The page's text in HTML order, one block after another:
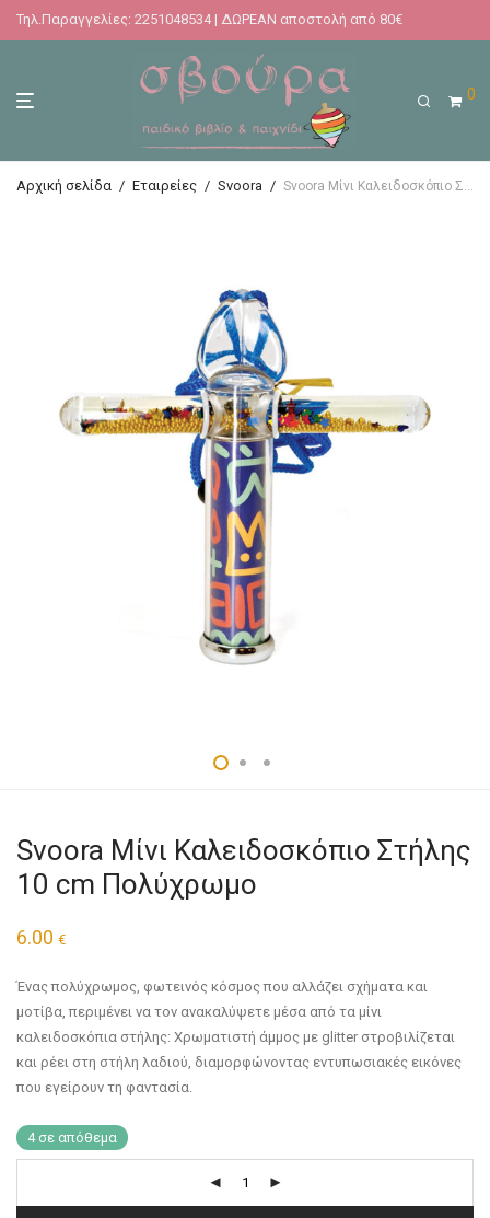
Τηλ.Παραγγελίες: 2251048534 | ΔΩΡΕΑΝ αποστολή από 80€
0
Αρχική σελίδα / Εταιρείες / Svoora / Svoora Μίνι Καλειδοσκόπιο Στήλης 10 cm Πολύχρωμο
Svoora Μίνι Καλειδοσκόπιο Στήλης
10 cm Πολύχρωμο
6.00 €
Ένας πολύχρωμος, φωτεινός κόσμος που αλλάζει σχήματα και
μοτίβα, περιμένει να τον ανακαλύψετε μέσα από τα μίνι
καλειδοσκόπια στήλης: Χρωματιστή άμμος με glitter στροβιλίζεται
και ρέει στη στήλη λαδιού, διαμορφώνοντας εντυπωσιακές εικόνες
που εγείρουν τη φαντασία.
4 σε απόθεμα